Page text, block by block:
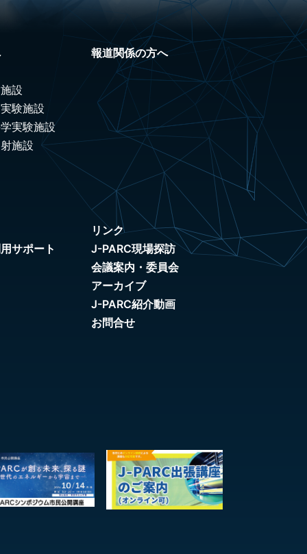
設
験施設
実験施設
施設
報道関係の方へ
サポート
リンク
J-PARC現場探訪
会議案内・委員会
アーカイブ
J-PARC紹介動画
お問合せ